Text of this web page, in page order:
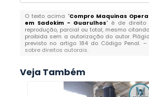
O texto acima "Compro Maquinas
em Sadokim - Guarulhos" é de direito
reprodução, parcial ou total, mesmo
proibida sem a autorização do autor.
previsto no artigo 184 do Código Penal. –
sobre direitos autorais.
Veja Também